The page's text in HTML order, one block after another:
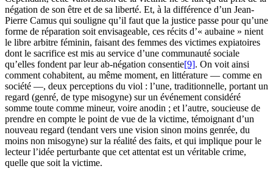
négation de son être et de sa liberté. Et, à la différence d’un Jean-
Pierre Camus qui souligne qu’il faut que la justice passe pour qu’une
forme de réparation soit envisageable, ces récits d’« aubaine » nient
le libre arbitre féminin, faisant des femmes des victimes expiatoires
dont le sacrifice est mis au service d’une communauté sociale
qu’elles fondent par leur ab-négation consentie[9]. On voit ainsi
comment cohabitent, au même moment, en littérature — comme en
société —, deux perceptions du viol : l’une, traditionnelle, portant un
regard (genré, de type misogyne) sur un événement considéré
somme toute comme mineur, voire anodin ; et l’autre, soucieuse de
prendre en compte le point de vue de la victime, témoignant d’un
nouveau regard (tendant vers une vision sinon moins genrée, du
moins non misogyne) sur la réalité des faits, et qui implique pour le
lecteur l’idée perturbante que cet attentat est un véritable crime,
quelle que soit la victime.